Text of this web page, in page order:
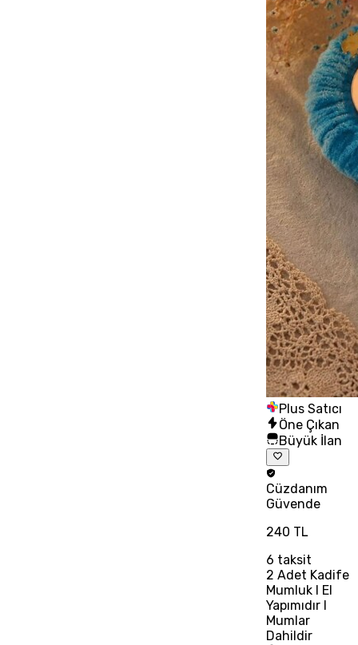
Plus Satıcı
Öne Çıkan
Büyük İlan
Cüzdanım
Güvende
240 TL
6 taksit
2 Adet Kadife
Mumluk I El
Yapımıdır I
Mumlar
Dahildir